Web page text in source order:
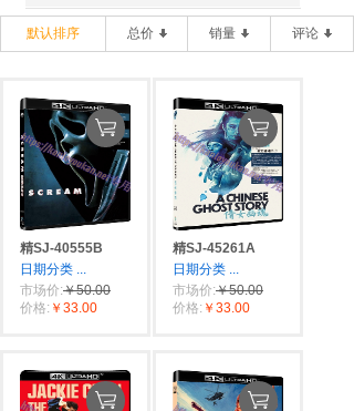
默认排序 总价 销量 评论
精SJ-40555B
日期分类 ...
市场价:￥50.00
价格: ￥33.00
精SJ-45261A
日期分类 ...
市场价:￥50.00
价格: ￥33.00